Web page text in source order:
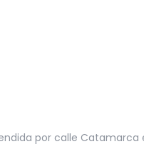
por calle Catamarca